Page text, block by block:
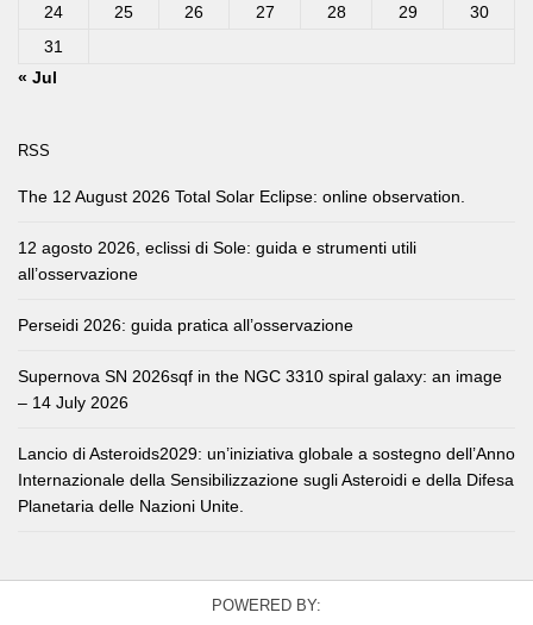
24
25 26 27 28 29
30
31
« Jul
RSS
The 12 August 2026 Total Solar Eclipse: online observation.
12 agosto 2026, eclissi di Sole: guida e strumenti utili
all’osservazione
Perseidi 2026: guida pratica all’osservazione
Supernova SN 2026sqf in the NGC 3310 spiral galaxy: an image
– 14 July 2026
Lancio di Asteroids2029: un’iniziativa globale a sostegno dell’Anno
Internazionale della Sensibilizzazione sugli Asteroidi e della Difesa
Planetaria delle Nazioni Unite.
POWERED BY: